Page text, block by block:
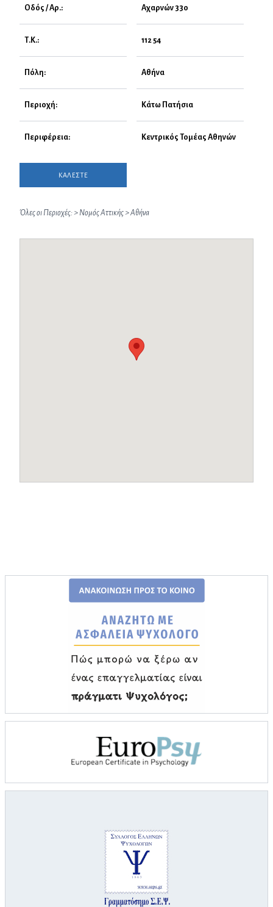
Οδός / Αρ.: Αχαρνών 330
Τ.Κ.: 112 54
Πόλη: Αθήνα
Περιοχή: Κάτω Πατήσια
Περιφέρεια: Κεντρικός Τομέας Αθηνών
ΚΑΛΕΣΤΕ
Όλες οι Περιοχές:> Νομός Αττικής>Αθήνα